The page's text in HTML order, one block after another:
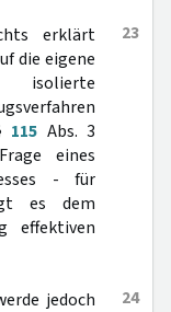
23
erklärt
die eigene
115 Abs. 3
eines
- für
es dem
effektiven
24
jedoch